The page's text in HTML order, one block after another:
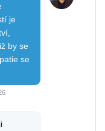
je
by se
se